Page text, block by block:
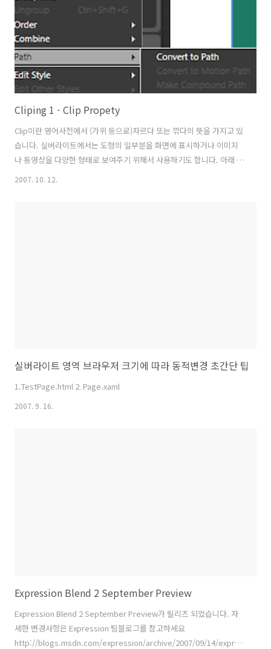
Cliping 1 - Clip Propety
Clip이란 영어사전에서 (가위 등으로)자르다 또는 깎다의 뜻을 가지고 있
습니다. 실버라이트에서는 도형의 일부분을 화면에 표시하거나 이미지
나 동영상을 다양한 형태로 보여주기 위해서 사용하기도 합니다. 아래 그
림에서 보듯이 원과 사각형이 겹치는 부분만 화면에 표시됩니다. Clip 속
2007. 10. 12.
실버라이트 영역 브라우저 크기에 따라 동적변경 초간단 팁
1.TestPage.html 2. Page.xaml
2007. 9. 16.
Expression Blend 2 September Preview
Expression Blend 2 September Preview가 릴리즈 되었습니다. 자
세한 변경사항은 Expression 팀블로그를 참고하세요
http://blogs.msdn.com/expression/archive/2007/09/14/expression-